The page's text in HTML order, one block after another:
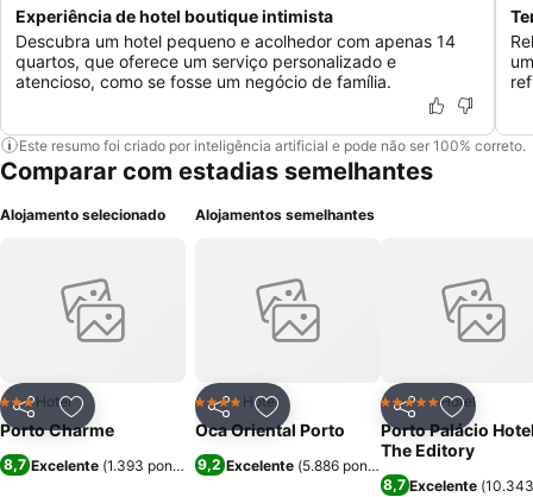
Experiência de hotel boutique intimista
Descubra um hotel pequeno e acolhedor com apenas 14
quartos, que oferece um serviço personalizado e
atencioso, como se fosse um negócio de família.
Este resumo foi criado por inteligência artificial e pode não ser 100% correto.
Comparar com estadias semelhantes
Alojamento selecionado
PartilharAdicionar aos favoritos
3 Estrelas
Hotel
Porto Charme
8,7 Excelente (1.393 pontuações)
Alojamentos semelhantes
PartilharAdicionar aos favoritos
4 EstrelasHotel
Oca Oriental Porto
9,2 Excelente (5.886 pontuações
Partilhar
5 EstrelasHotel
Porto Palácio
The Editory
8,7Excelente (